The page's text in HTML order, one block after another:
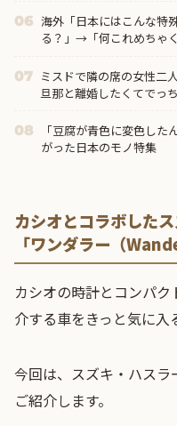
06 海外「日本にはこんな特
る？」→「何これめちゃ
07 ミスドで隣の席の女性二
旦那と離婚したくてでっ
08
「豆腐が青色に変色し
がった日本のモノ特集
カシオとコラボした
「ワンダラー（
カシオの時計とコンパ
介する車をきっと気に入
今回は、スズキ・ハス
ご紹介します。